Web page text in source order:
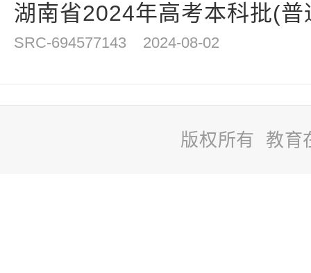
湖南省2024年高考本科批(
SRC-694577143 2024-08-02
版权所有 教育